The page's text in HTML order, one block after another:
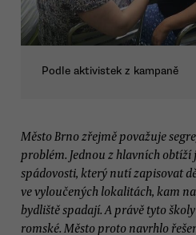
Podle aktivistek z kampaně
Město Brno zřejmě považuje
problém. Jednou z hlavních
spádovosti, který nutí zapisovat
ve vyloučených lokalitách, kam
bydliště spadají. A právě tyto
romské. Město proto navrhlo